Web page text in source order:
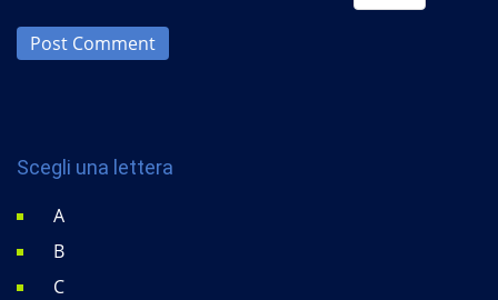
Post Comment
Scegli una lettera
A
B
C